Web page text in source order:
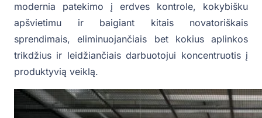
modernia patekimo į erdves kontrole, kokybišku
apšvietimu ir baigiant kitais novatoriškais
sprendimais, eliminuojančiais bet kokius aplinkos
trikdžius ir leidžiančiais darbuotojui koncentruotis į
produktyvią veiklą.